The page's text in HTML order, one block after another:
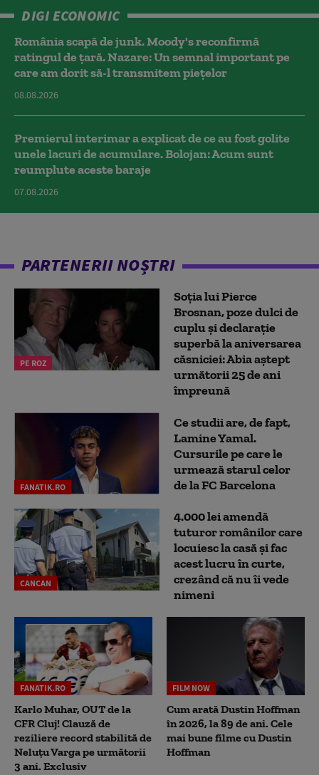
DIGI ECONOMIC
România scapă de junk. Moody's reconfirmă
ratingul de țară. Nazare: Un semnal important pe
care am dorit să-l transmitem piețelor
08.08.2026
Premierul interimar a explicat de ce au fost golite
unele lacuri de acumulare. Bolojan: Acum sunt
reumplute aceste baraje
07.08.2026
PARTENERII NOȘTRI
PE ROZ
Soția lui Pierce
Brosnan, poze dulci de
cuplu și declarație
superbă la aniversarea
căsniciei: Abia aștept
următorii 25 de ani
împreună
FANATIK.RO
Ce studii are, de fapt,
Lamine Yamal.
Cursurile pe care le
urmează starul celor
de la FC Barcelona
CANCAN
4.000 lei amendă
tuturor românilor care
locuiesc la casă și fac
acest lucru în curte,
crezând că nu îi vede
nimeni
FANATIK.RO
Karlo Muhar, OUT de la
CFR Cluj! Clauză de
reziliere record stabilită de
Neluțu Varga pe următorii
3 ani. Exclusiv
FILM NOW
Cum arată Dustin Hoffman
în 2026, la 89 de ani. Cele
mai bune filme cu Dustin
Hoffman